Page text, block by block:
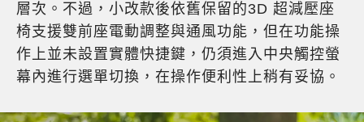
層次。不過，小改款後依舊保留的3D 超減壓座
椅支援雙前座電動調整與通風功能，但在功能操
作上並未設置實體快捷鍵，仍須進入中央觸控螢
幕內進行選單切換，在操作便利性上稍有妥協。